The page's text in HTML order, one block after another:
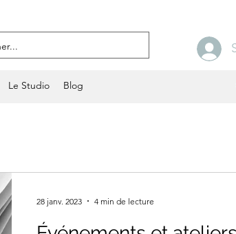
Le Studio Blog
28 janv. 2023 4 min de lecture